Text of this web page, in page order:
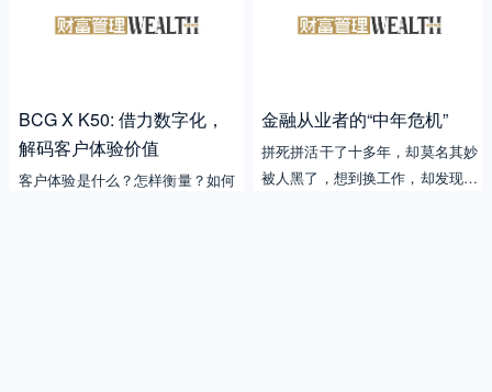
BCG X K50: 借力数字化，
解码客户体验价值
客户体验是什么？怎样衡量？如何
金融从业者的“中年危机”
拼死拼活干了十多年，却莫名其妙
被人黑了，想到换工作，却发现很